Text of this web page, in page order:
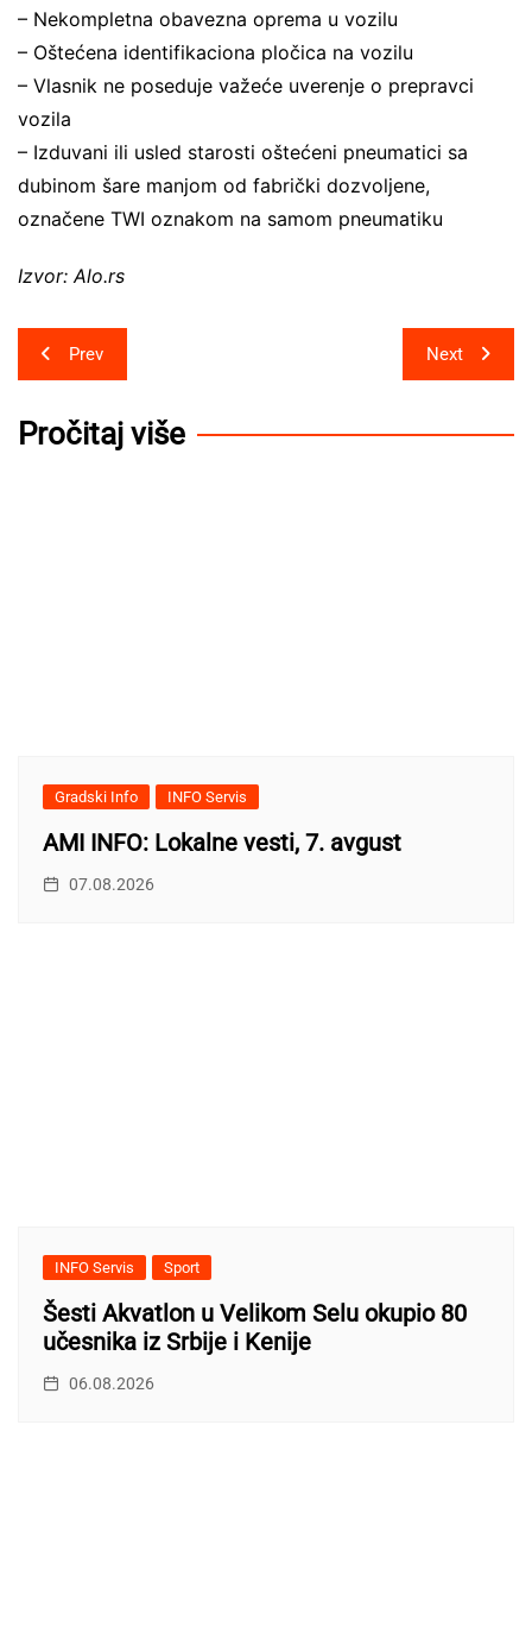
– Nekompletna obavezna oprema u vozilu
– Oštećena identifikaciona pločica na vozilu
– Vlasnik ne poseduje važeće uverenje o prepravci
vozila
– Izduvani ili usled starosti oštećeni pneumatici sa
dubinom šare manjom od fabrički dozvoljene,
označene TWI oznakom na samom pneumatiku
Izvor: Alo.rs
Post
navigation
Prev Next
Pročitaj više
Gradski Info INFO Servis
AMI INFO: Lokalne vesti, 7. avgust
07.08.2026
INFO Servis Sport
Šesti Akvatlon u Velikom Selu okupio 80
učesnika iz Srbije i Kenije
06.08.2026